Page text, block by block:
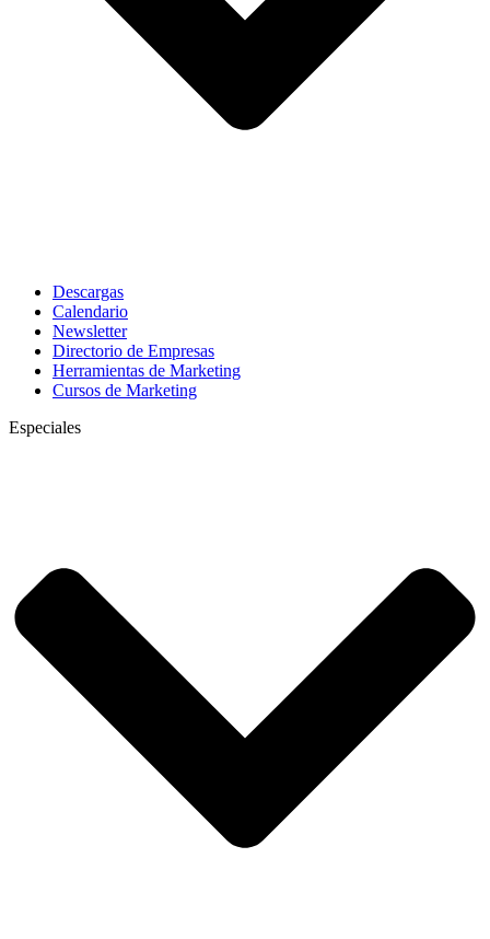
Descargas
Calendario
Newsletter
Directorio de Empresas
Herramientas de Marketing
Cursos de Marketing
Especiales